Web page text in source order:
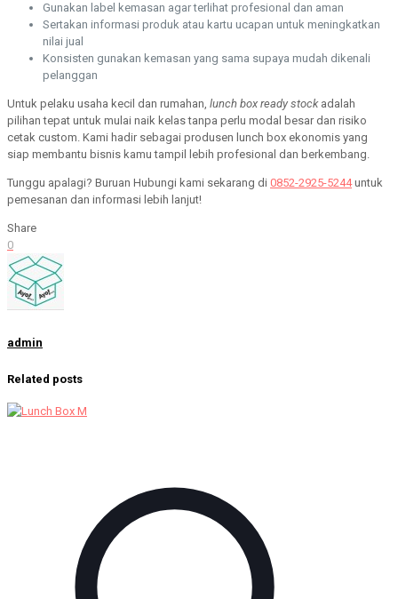
Gunakan label kemasan agar terlihat profesional dan aman
Sertakan informasi produk atau kartu ucapan untuk meningkatkan
nilai jual
Konsisten gunakan kemasan yang sama supaya mudah dikenali
pelanggan
Untuk pelaku usaha kecil dan rumahan, lunch box ready stockadalah
pilihan tepat untuk mulai naik kelas tanpa perlu modal besar dan risiko
cetak custom. Kami hadir sebagai produsen lunch box ekonomis yang
siap membantu bisnis kamu tampil lebih profesional dan berkembang.
Tunggu apalagi? Buruan Hubungi kami sekarang di 0852-2925-5244untuk
pemesanan dan informasi lebih lanjut!
Share
0
admin
Related posts